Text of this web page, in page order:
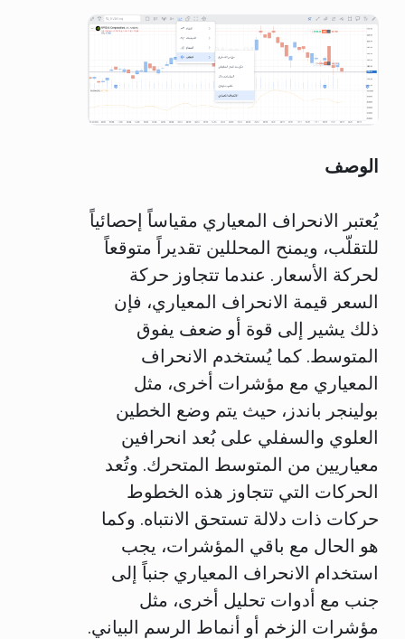
الوصف
يُعتبر الانحراف المعياري مقياساً إحصائياً
للتقلّب، ويمنح المحللين تقديراً متوقعاً
لحركة الأسعار. عندما تتجاوز حركة
السعر قيمة الانحراف المعياري، فإن
ذلك يشير إلى قوة أو ضعف يفوق
المتوسط. كما يُستخدم الانحراف
المعياري مع مؤشرات أخرى، مثل
بولينجر باندز، حيث يتم وضع الخطين
العلوي والسفلي على بُعد انحرافين
معياريين من المتوسط المتحرك. وتُعد
الحركات التي تتجاوز هذه الخطوط
حركات ذات دلالة تستحق الانتباه. وكما
هو الحال مع باقي المؤشرات، يجب
استخدام الانحراف المعياري جنباً إلى
جنب مع أدوات تحليل أخرى، مثل
مؤشرات الزخم أو أنماط الرسم البياني.